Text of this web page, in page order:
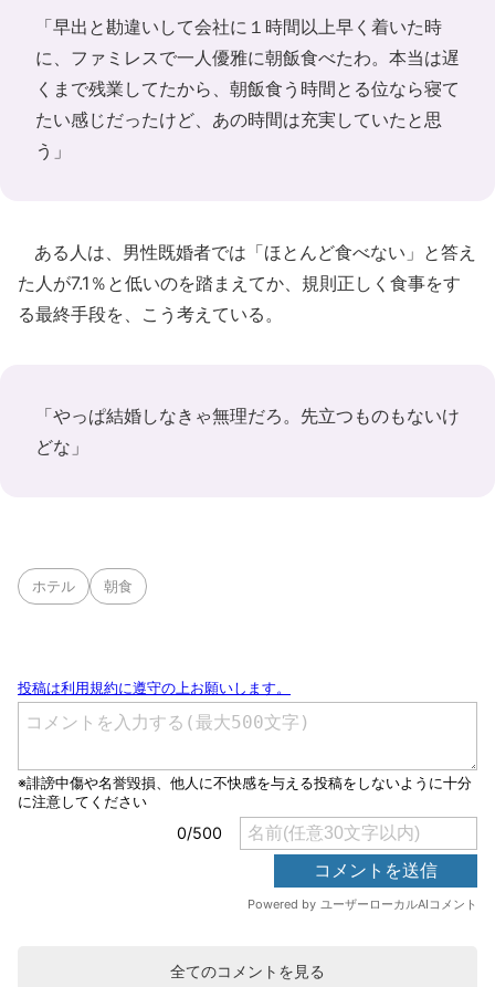
「早出と勘違いして会社に１時間以上早く着いた時
に、ファミレスで一人優雅に朝飯食べたわ。本当は遅
くまで残業してたから、朝飯食う時間とる位なら寝て
たい感じだったけど、あの時間は充実していたと思
う」
ある人は、男性既婚者では「ほとんど食べない」と答え
た人が7.1％と低いのを踏まえてか、規則正しく食事をす
る最終手段を、こう考えている。
「やっぱ結婚しなきゃ無理だろ。先立つものもないけ
どな」
ホテル 朝食
全てのコメントを見る